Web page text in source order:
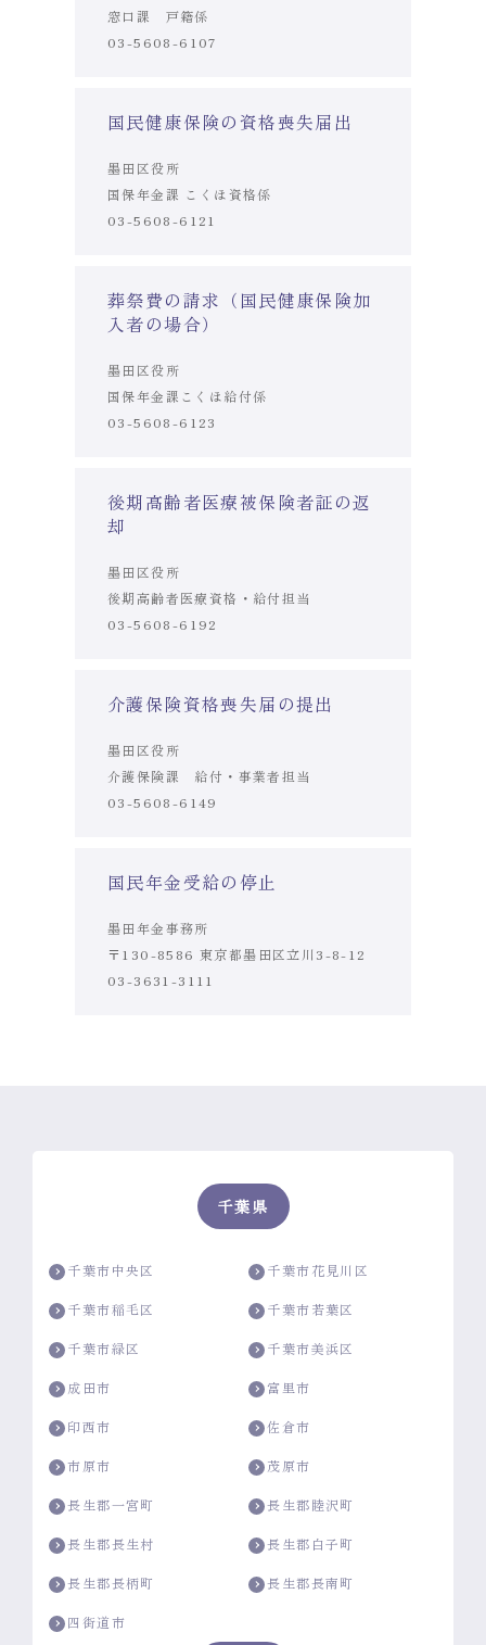
窓口課 戸籍係
03-5608-6107
国民健康保険の資格喪失届出
墨田区役所
国保年金課 こくほ資格係
03-5608-6121
葬祭費の請求（国民健康保険加
入者の場合）
墨田区役所
国保年金課こくほ給付係
03-5608-6123
後期高齢者医療被保険者証の返
却
墨田区役所
後期高齢者医療資格・給付担当
03-5608-6192
介護保険資格喪失届の提出
墨田区役所
介護保険課 給付・事業者担当
03-5608-6149
国民年金受給の停止
墨田年金事務所
〒130-8586 東京都墨田区立川3-8-12
03-3631-3111
千葉県
千葉市中央区 千葉市花見川区
千葉市稲毛区 千葉市若葉区
千葉市緑区 千葉市美浜区
成田市 富里市
印西市 佐倉市
市原市 茂原市
長生郡一宮町 長生郡睦沢町
長生郡長生村 長生郡白子町
長生郡長柄町 長生郡長南町
四街道市